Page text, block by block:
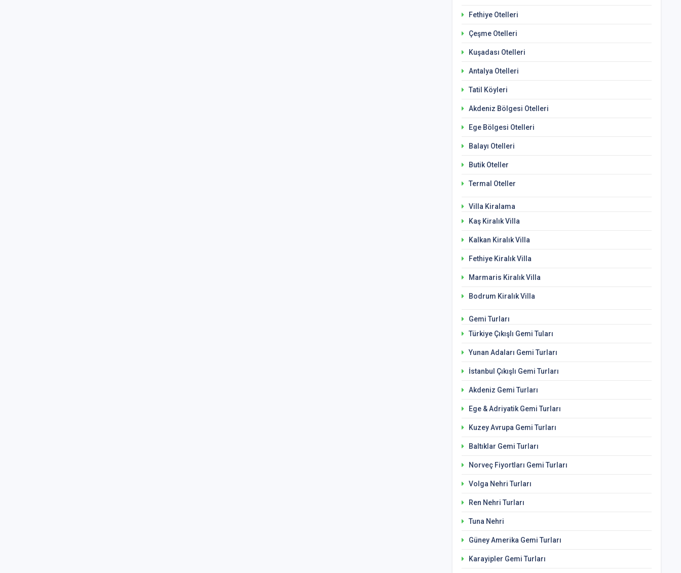
Fethiye Otelleri
Çeşme Otelleri
Kuşadası Otelleri
Antalya Otelleri
Tatil Köyleri
Akdeniz Bölgesi Otelleri
Ege Bölgesi Otelleri
Balayı Otelleri
Butik Oteller
Termal Oteller
Villa Kiralama
Kaş Kiralık Villa
Kalkan Kiralık Villa
Fethiye Kiralık Villa
Marmaris Kiralık Villa
Bodrum Kiralık Villa
Gemi Turları
Türkiye Çıkışlı Gemi Tuları
Yunan Adaları Gemi Turları
İstanbul Çıkışlı Gemi Turları
Akdeniz Gemi Turları
Ege & Adriyatik Gemi Turları
Kuzey Avrupa Gemi Turları
Baltıklar Gemi Turları
Norveç Fiyortları Gemi Turları
Volga Nehri Turları
Ren Nehri Turları
Tuna Nehri
Güney Amerika Gemi Turları
Karayipler Gemi Turları